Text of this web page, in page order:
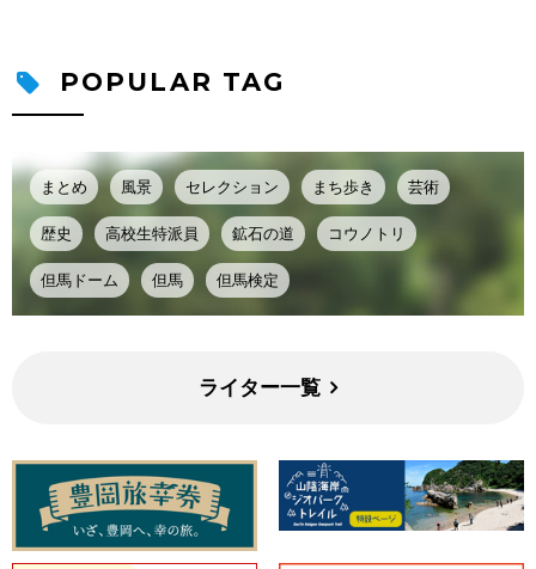
POPULAR TAG
まとめ 風景 セレクション まち歩き 芸術
歴史 高校生特派員 鉱石の道 コウノトリ
但馬ドーム 但馬 但馬検定
ライター一覧